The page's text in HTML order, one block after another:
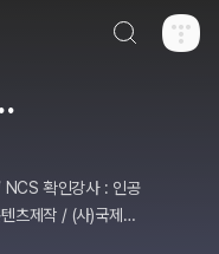
츠제작 / (사)국제미